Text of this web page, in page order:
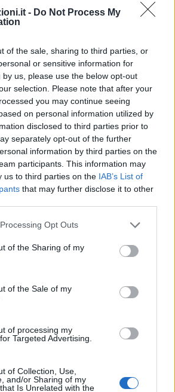
- Do Not Process My
of the sale, sharing to third parties, or
or sensitive information for
us, please use the below opt-out
selection. Please note that after your
you may continue seeing
on personal information utilized by
disclosed to third parties prior to
separately opt-out of the further
information by third parties on the
participants. This information may
us to third parties on the IAB’s List of
that may further disclose it to other
Opt Outs
of the Sharing of my
of the Sale of my
of processing my
Targeted Advertising.
of Collection, Use,
and/or Sharing of my
Is Unrelated with the
Moda soluzioni
in Giappone
soluzioni
soluzioni
Casa soluzioni
soluzioni
il Mondo!
in Treno soluzioni
soluzioni
Brasile soluzioni
soluzioni
soluzioni